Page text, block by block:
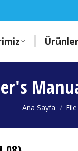
You are here:
Ana Sayfa File